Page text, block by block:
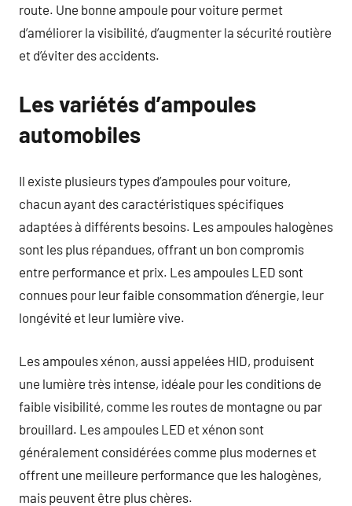
route. Une bonne ampoule pour voiture permet
d’améliorer la visibilité, d’augmenter la sécurité routière
et d’éviter des accidents.
Les variétés d’ampoules
automobiles
Il existe plusieurs types d’ampoules pour voiture,
chacun ayant des caractéristiques spécifiques
adaptées à différents besoins. Les ampoules halogènes
sont les plus répandues, offrant un bon compromis
entre performance et prix. Les ampoules LED sont
connues pour leur faible consommation d’énergie, leur
longévité et leur lumière vive.
Les ampoules xénon, aussi appelées HID, produisent
une lumière très intense, idéale pour les conditions de
faible visibilité, comme les routes de montagne ou par
brouillard. Les ampoules LED et xénon sont
généralement considérées comme plus modernes et
offrent une meilleure performance que les halogènes,
mais peuvent être plus chères.